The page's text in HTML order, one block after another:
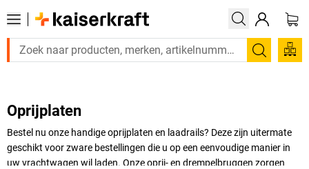
Zoeken
Oprijplaten
Bestel nu onze handige oprijplaten en laadrails? Deze zijn uitermate
geschikt voor zware bestellingen die u op een eenvoudige manier in
uw vrachtwagen wil laden. Onze oprij- en drempelbruggen zorgen